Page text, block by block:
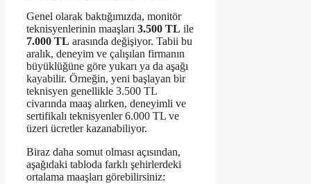
Genel olarak baktığımızda, monitör
teknisyenlerinin maaşları 3.500 TL ile
7.000 TL arasında değişiyor. Tabii bu
aralık, deneyim ve çalışılan firmanın
büyüklüğüne göre yukarı ya da aşağı
kayabilir. Örneğin, yeni başlayan bir
teknisyen genellikle 3.500 TL
civarında maaş alırken, deneyimli ve
sertifikalı teknisyenler 6.000 TL ve
üzeri ücretler kazanabiliyor.
Biraz daha somut olması açısından,
aşağıdaki tabloda farklı şehirlerdeki
ortalama maaşları görebilirsiniz: